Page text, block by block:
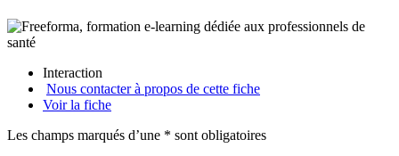
Interaction
Nous contacter à propos de cette fiche
Voir la fiche
Les champs marqués d’une * sont obligatoires